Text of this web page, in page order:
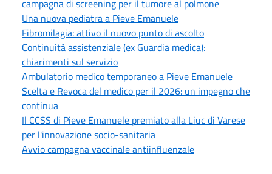
campagna di screening per il tumore al polmone
Una nuova pediatra a Pieve Emanuele
Fibromilagia: attivo il nuovo punto di ascolto
Continuità assistenziale (ex Guardia medica):
chiarimenti sul servizio
Ambulatorio medico temporaneo a Pieve Emanuele
Scelta e Revoca del medico per il 2026: un impegno che
continua
Il CCSS di Pieve Emanuele premiato alla Liuc di Varese
per l'innovazione socio-sanitaria
Avvio campagna vaccinale antiinfluenzale